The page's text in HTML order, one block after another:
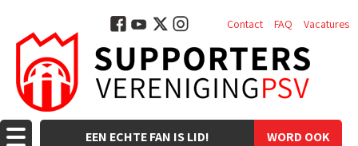
WORD OOK
EEN ECHTE FAN IS LID!
Contact FAQ Vacatures